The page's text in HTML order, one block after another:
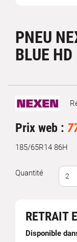
PNEU
BLUE HD
Marque
Prix web :
185/65R14 86H
Quantité
RETRAIT
Disponible